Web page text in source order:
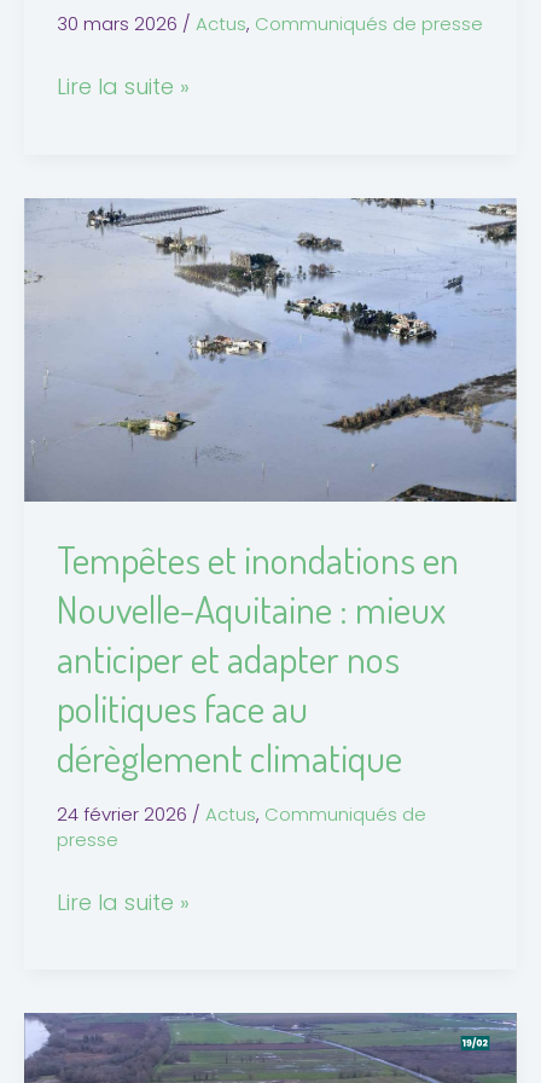
30 mars 2026 / Actus, Communiqués de presse
Lire la suite »
Tempêtes et inondations en
Nouvelle-Aquitaine : mieux
anticiper et adapter nos
politiques face au
dérèglement climatique
24 février 2026 / Actus, Communiqués de
presse
Tempêtes
inondations
Nouvelle-
Aquitaine
anticiper
adapter
nos
face
au
dérèglement
climatique
Lire la suite »
Projet
d’usine